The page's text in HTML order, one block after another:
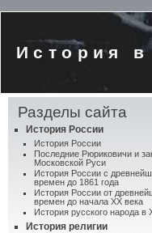
История
Разделы сайта
История России
История России
Последние Рюриковичи и
Московской Руси
История России с
времен до 1861 года
История России от
времен до начала XX века
История русского народа в
История религии